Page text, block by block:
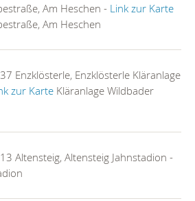
Am Heschen - Link zur Karte
Am Heschen
Enzklösterle, Enzklösterle Kläranlage
zur Karte Kläranlage Wildbader
Altensteig, Altensteig Jahnstadion -